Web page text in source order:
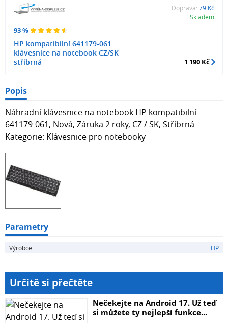
93 %
HP kompatibilní 641179-061
klávesnice na notebook CZ/SK
stříbrná
Doprava: 79 Kč
Skladem
1 190 Kč
Popis
Náhradní klávesnice na notebook HP kompatibilní
641179-061, Nová, Záruka 2 roky, CZ / SK, Stříbrná
Kategorie: Klávesnice pro notebooky
Parametry
Výrobce HP
Určitě si přečtěte
Nečekejte na Android 17. Už teď
si můžete ty nejlepší funkce...